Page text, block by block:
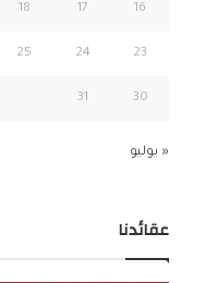
16
17
18
23
24
25
30
31
« يوليو
عقائدنا